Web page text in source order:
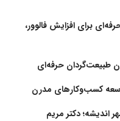
برای افزایش فالوور،
طبیعت‌گردان حرفه‌ای
کسب‌وکارهای مدرن
اندیشه؛ دکتر مریم